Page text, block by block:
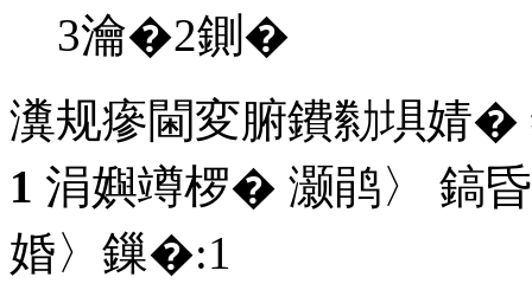
3瀹�2鍘�
瀵规瘮閫変腑鐨勬埧婧�
1 涓嬩竴椤� 灏鹃〉 鎬
婚〉鏁�:1